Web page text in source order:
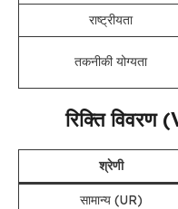
राष्ट्रीयता
तकनीकी योग्यता
रिक्ति
श्रेणी
सामान्य (UR)